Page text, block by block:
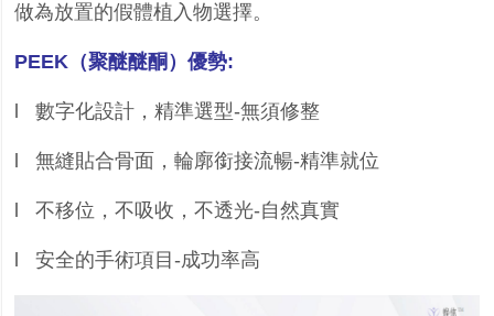
做為放置的假體植入物選擇。
PEEK （聚醚醚酮）優勢:
數字化設計，精準選型-無須修整
無縫貼合骨面，輪廓銜接流暢-精準就位
不移位，不吸收，不透光-自然真實
安全的手術項目-成功率高